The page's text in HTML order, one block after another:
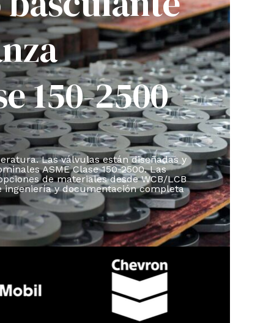
150-2500
Las válvulas están diseñadas y
ASME Clase 150-2500. Las
de materiales desde WCB/LCB
ingeniería y documentación completa